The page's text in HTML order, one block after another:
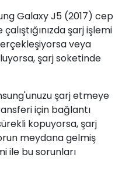
Galaxy J5 (2017) cep
şarj işlemi
veya
şarj soketinde
şarj etmeye
için bağlantı
kopuyorsa, şarj
meydana gelmiş
ile bu sorunları